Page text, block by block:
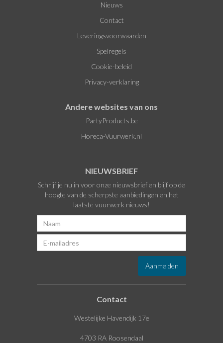
Nieuws
Contact
Leveringsvoorwaarden
Spelregels
Cookie-beleid
Privacy-verklaring
Andere websites van ons
PartyProducts.be
Horeca-Vuurwerk.nl
NIEUWSBRIEF
Schrijf je nu in voor onze nieuwsbrief en blijf op de
hoogte van de scherpste aanbiedingen en het
laatste vuurwerk nieuws!
Contact
Westelijke Havendijk 17e
4703 RA Roosendaal